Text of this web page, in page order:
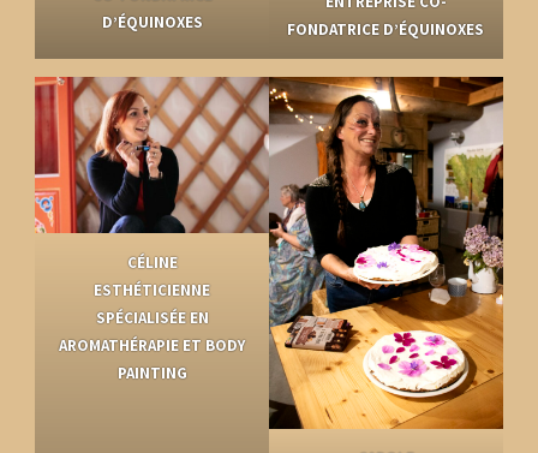
D’ÉQUINOXES
FONDATRICE D’ÉQUINOXES
CÉLINE
ESTHÉTICIENNE
SPÉCIALISÉE EN
AROMATHÉRAPIE ET BODY
PAINTING